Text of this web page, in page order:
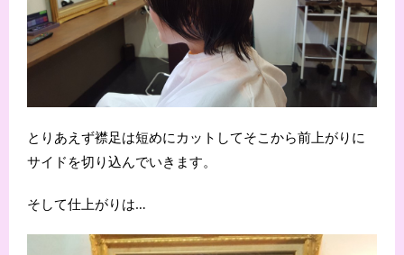
とりあえず襟足は短めにカットしてそこから前上がりに
サイドを切り込んでいきます。
そして仕上がりは…